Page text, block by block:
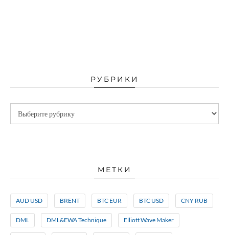
РУБРИКИ
МЕТКИ
AUD USD BRENT BTC EUR BTC USD CNY RUB
DML DML&EWA Technique Elliott Wave Maker